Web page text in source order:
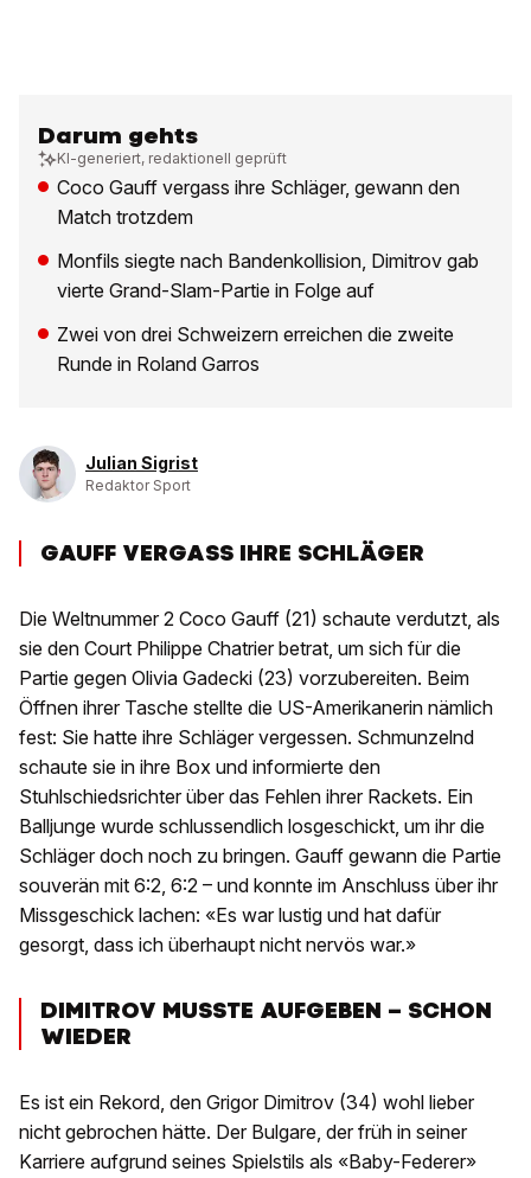
Darum gehts
KI-generiert, redaktionell geprüft
Coco Gauff vergass ihre Schläger, gewann den
Match trotzdem
Monfils siegte nach Bandenkollision, Dimitrov gab
vierte Grand-Slam-Partie in Folge auf
Zwei von drei Schweizern erreichen die zweite
Runde in Roland Garros
Julian Sigrist
Redaktor Sport
GAUFF VERGASS IHRE SCHLÄGER
Die Weltnummer 2 Coco Gauff (21) schaute verdutzt, als
sie den Court Philippe Chatrier betrat, um sich für die
Partie gegen Olivia Gadecki (23) vorzubereiten. Beim
Öffnen ihrer Tasche stellte die US-Amerikanerin nämlich
fest: Sie hatte ihre Schläger vergessen. Schmunzelnd
schaute sie in ihre Box und informierte den
Stuhlschiedsrichter über das Fehlen ihrer Rackets. Ein
Balljunge wurde schlussendlich losgeschickt, um ihr die
Schläger doch noch zu bringen. Gauff gewann die Partie
souverän mit 6:2, 6:2 – und konnte im Anschluss über ihr
Missgeschick lachen: «Es war lustig und hat dafür
gesorgt, dass ich überhaupt nicht nervös war.»
DIMITROV MUSSTE AUFGEBEN – SCHON
WIEDER
Es ist ein Rekord, den Grigor Dimitrov (34) wohl lieber
nicht gebrochen hätte. Der Bulgare, der früh in seiner
Karriere aufgrund seines Spielstils als «Baby-Federer»